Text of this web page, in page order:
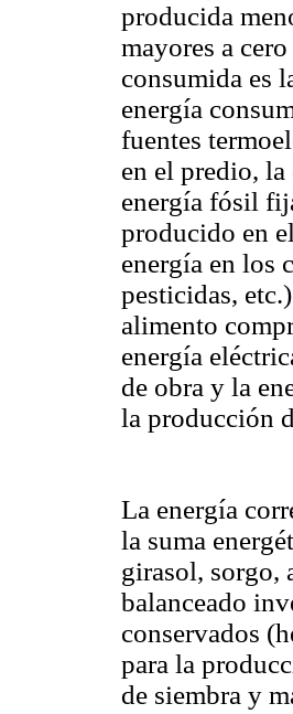
producida
mayores a
consumida es
energía
fuentes
en el predio,
energía fósil
producido en
energía en los
pesticidas,
alimento
energía
de obra y la
la producción
La energía
la suma
girasol, sorgo,
balanceado
conservados
para la
de siembra y